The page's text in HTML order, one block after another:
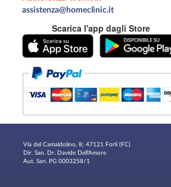
assistenza@homeclinic.it
Scarica l'app dagli Store
Via del Camaldolino, 8; 47121 Forlì (FC)
Dir. San. Dr. Davide Dell'Amore
Aut. San. PG 0003258/1